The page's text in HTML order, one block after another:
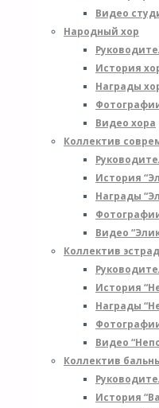
Видео
Народный хор
История
Награды
Видео хора
Коллектив
История
Награды
Видео
Коллектив
История
Награды
Видео
Коллектив
История